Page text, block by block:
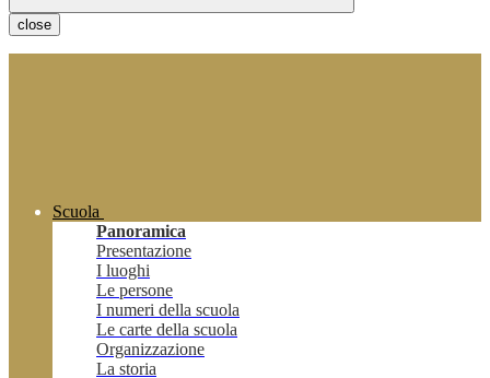
close
Scuola
Panoramica
Presentazione
I luoghi
Le persone
I numeri della scuola
Le carte della scuola
Organizzazione
La storia